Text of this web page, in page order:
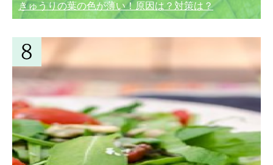
きゅうりの葉の色が薄い！原因は？対策は？